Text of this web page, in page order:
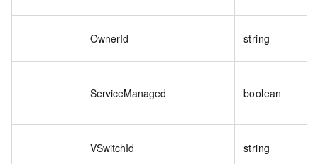
OwnerId string
ServiceManaged boolean
VSwitchId string